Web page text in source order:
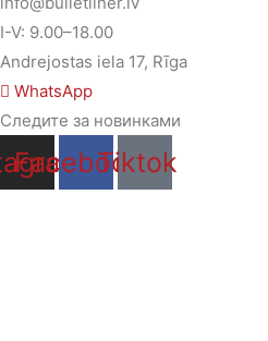
I-V: 9.00–18.00
Andrejostas iela 17, Rīga
WhatsApp
Следите за новинками
Facebook
Tiktok